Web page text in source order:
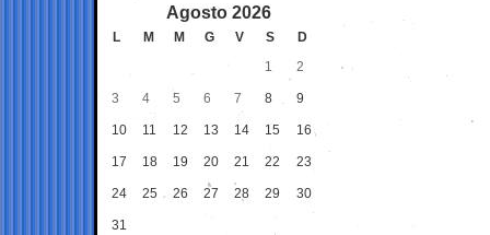
Agosto 2026
L M M G V S
D
1
2
3 4 5 6 7 8 9
10 11 12 13 14 15 16
17 18 19 20 21 22 23
24 25 26 27 28 29 30
31